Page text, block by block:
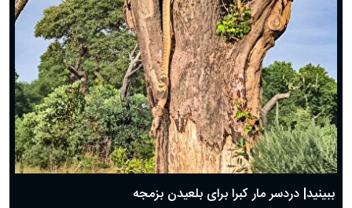
ببینید| دردسر مار کبرا برای بلعیدن بزمجه